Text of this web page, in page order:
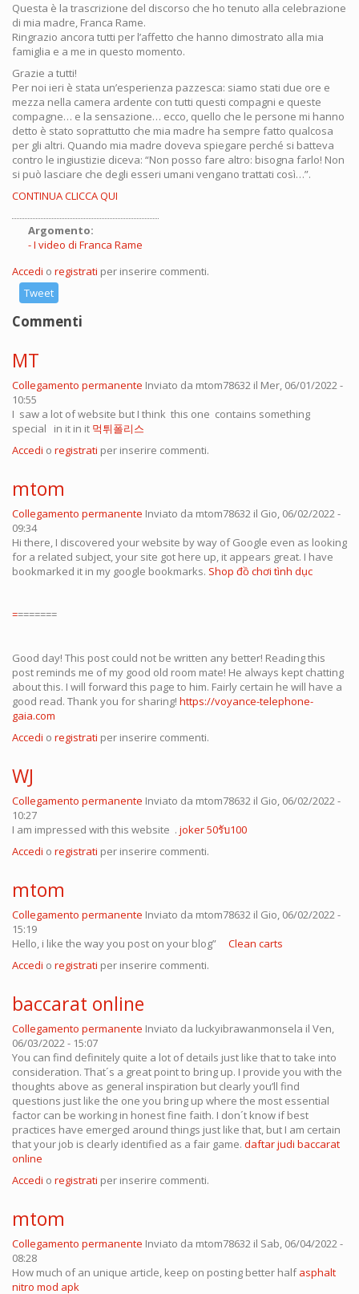
Questa è la trascrizione del discorso che ho tenuto alla celebrazione
di mia madre, Franca Rame.
Ringrazio ancora tutti per l’affetto che hanno dimostrato alla mia
famiglia e a me in questo momento.
Grazie a tutti!
Per noi ieri è stata un’esperienza pazzesca: siamo stati due ore e
mezza nella camera ardente con tutti questi compagni e queste
compagne… e la sensazione… ecco, quello che le persone mi hanno
detto è stato soprattutto che mia madre ha sempre fatto qualcosa
per gli altri. Quando mia madre doveva spiegare perché si batteva
contro le ingiustizie diceva: “Non posso fare altro: bisogna farlo! Non
si può lasciare che degli esseri umani vengano trattati così…”.
CONTINUA CLICCA QUI
Argomento:
I video di Franca Rame
Accedi o registrati per inserire commenti.
Tweet
Commenti
MT
Collegamento permanente Inviato da mtom78632 il Mer, 06/01/2022 -
10:55
I saw a lot of website but I think this one contains something
special in it in it 먹튀폴리스
Accedi o registrati per inserire commenti.
mtom
Collegamento permanente Inviato da mtom78632 il Gio, 06/02/2022 -
09:34
Hi there, I discovered your website by way of Google even as looking
for a related subject, your site got here up, it appears great. I have
bookmarked it in my google bookmarks. Shop đồ chơi tình dục
========
Good day! This post could not be written any better! Reading this
post reminds me of my good old room mate! He always kept chatting
about this. I will forward this page to him. Fairly certain he will have a
good read. Thank you for sharing! https://voyance-telephone-
gaia.com
Accedi o registrati per inserire commenti.
WJ
Collegamento permanente Inviato da mtom78632 il Gio, 06/02/2022 -
10:27
I am impressed with this website . joker 50รับ100
Accedi o registrati per inserire commenti.
mtom
Collegamento permanente Inviato da mtom78632 il Gio, 06/02/2022 -
15:19
Hello, i like the way you post on your blog” Clean carts
Accedi o registrati per inserire commenti.
baccarat online
Collegamento permanente Inviato da luckyibrawanmonsela il Ven,
06/03/2022 - 15:07
You can find definitely quite a lot of details just like that to take into
consideration. That´s a great point to bring up. I provide you with the
thoughts above as general inspiration but clearly you’ll find
questions just like the one you bring up where the most essential
factor can be working in honest fine faith. I don´t know if best
practices have emerged around things just like that, but I am certain
that your job is clearly identified as a fair game. daftar judi baccarat
online
Accedi o registrati per inserire commenti.
mtom
Collegamento permanente Inviato da mtom78632 il Sab, 06/04/2022 -
08:28
How much of an unique article, keep on posting better halfasphalt
nitro mod apk